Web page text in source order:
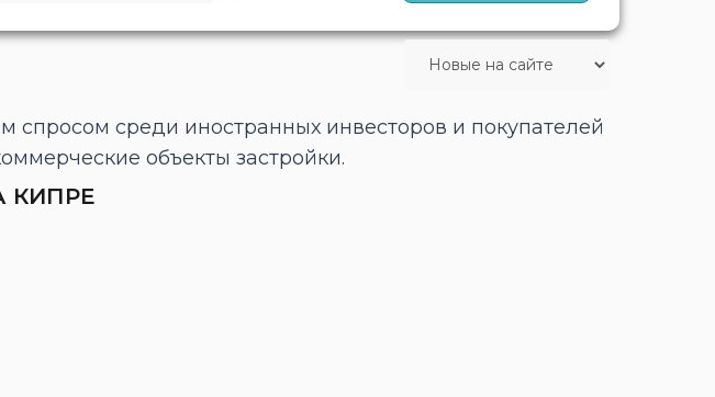
среди иностранных инвесторов и покупателей
объекты застройки.
КИПРЕ